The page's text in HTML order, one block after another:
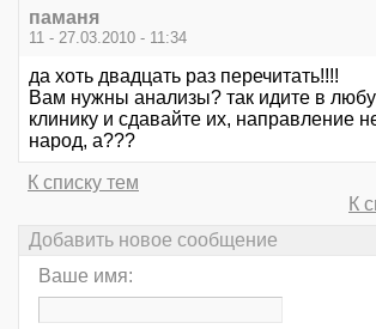
паманя
11 - 27.03.2010 - 11:34
да хоть двадцать раз перечитать!!!!
Вам нужны анализы? так идите в
клинику и сдавайте их, направление
народ, а???
К списку тем
К
Добавить новое сообщение
Ваше имя: